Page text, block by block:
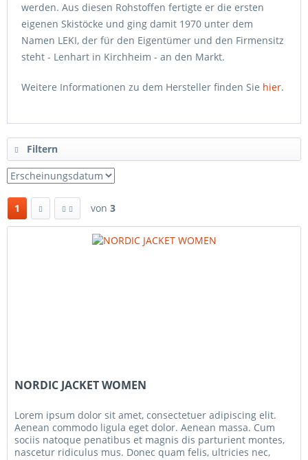
werden. Aus diesen Rohstoffen fertigte er die ersten
eigenen Skistöcke und ging damit 1970 unter dem
Namen LEKI, der für den Eigentümer und den Firmensitz
steht - Lenhart in Kirchheim - an den Markt.
Weitere Informationen zu dem Hersteller finden Sie hier.
Filtern
1 von 3
NORDIC JACKET WOMEN
Lorem ipsum dolor sit amet, consectetuer adipiscing elit.
Aenean commodo ligula eget dolor. Aenean massa. Cum
sociis natoque penatibus et magnis dis parturient montes,
nascetur ridiculus mus. Donec quam felis, ultricies nec,